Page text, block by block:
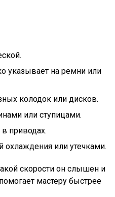
указывает на ремни или
колодок или дисков.
или ступицами.
приводах.
охлаждения или утечками.
скорости он слышен и
мастеру быстрее